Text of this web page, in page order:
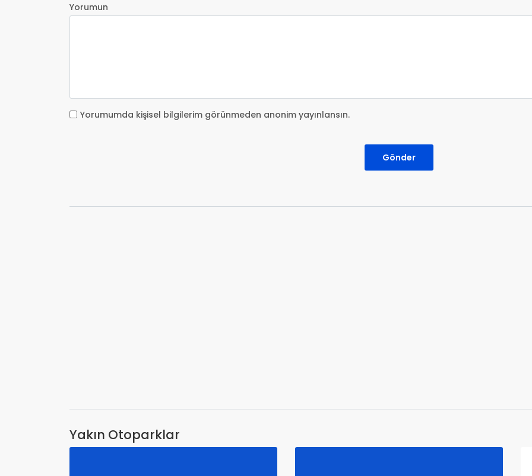
Yorumun
Yorumumda kişisel bilgilerim görünmeden anonim yayınlansın.
Gönder
Yakın Otoparklar